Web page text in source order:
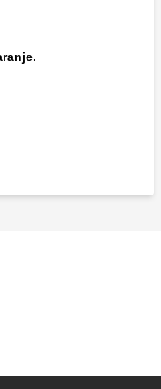
za crijevo i